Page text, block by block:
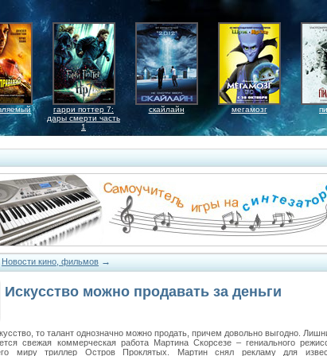
гарри поттер 7:
дары смерти часть
1
скайлайн мегамозг
Новости кино, фильмов →
Искусство можно продавать за деньги
то талант однозначно можно продать, причем довольно выгодно.
свежая коммерческая работа Мартина Скорсезе – гениального
миру триллер Остров Проклятых. Мартин снял рекламу для